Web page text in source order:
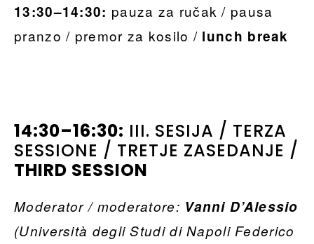
13:30–14:30: pauza za ručak / pausa
pranzo / premor za kosilo / lunch break
14:30–16:30: III. SESIJA / TERZA
SESSIONE / TRETJE ZASEDANJE /
THIRD SESSION
Moderator / moderatore: Vanni D’Alessio
(Università degli Studi di Napoli Federico